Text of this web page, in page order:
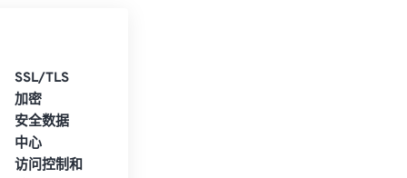
SSL/TLS
加密
安全数据
中心
访问控制和